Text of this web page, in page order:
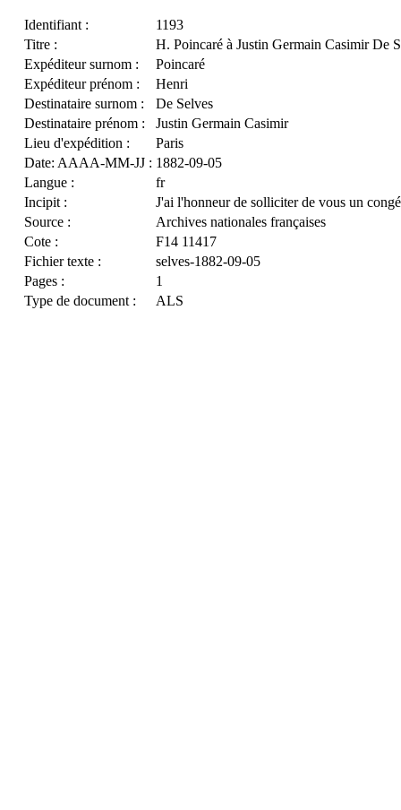
Identifiant :
1193
Titre :
H. Poincaré à Justin Germain Casimir De
Expéditeur surnom :
Poincaré
Expéditeur prénom :
Henri
Destinataire surnom :
De Selves
Destinataire prénom :
Justin Germain Casimir
Lieu d'expédition :
Paris
Date: AAAA-MM-JJ : 1882-09-05
Langue :
fr
Incipit :
J'ai l'honneur de solliciter de vous un congé
Source :
Archives nationales françaises
Cote :
F14 11417
Fichier texte :
selves-1882-09-05
Pages :
1
Type de document :
ALS